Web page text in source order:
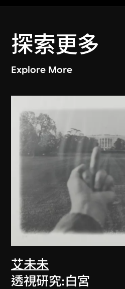
探索更多
Explore More
艾未未
透視研究:白宮